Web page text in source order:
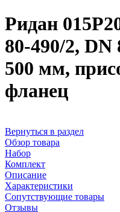
Ридан
80-490/2, DN
500 мм,
фланец
Вернуться в раздел
Обзор товара
Набор
Комплект
Описание
Характеристики
Сопутствующие товары
Отзывы